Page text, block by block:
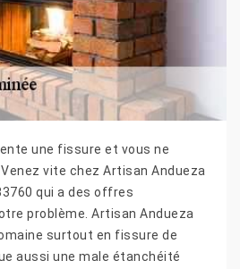
une fissure et vous ne
vite chez Artisan Andueza
qui a des offres
problème. Artisan Andueza
surtout en fissure de
aussi une male étanchéité